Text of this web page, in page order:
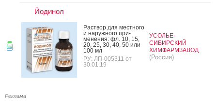
Йодинол
Рас­твор для мес­тно­го
и на­руж­но­го при­
мене­ния: фл. 10, 15,
20, 25, 30, 40, 50 или
100 мл
РУ: ЛП-005311 от
30.01.19
УСОЛЬЕ-
СИБИРСКИЙ
ХИМФАРМЗАВОД
(Россия)
Реклама